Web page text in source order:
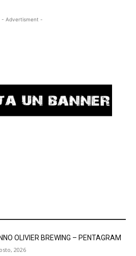
- Advertisment -
OLIVIER BREWING – PENTAGRAM
2026